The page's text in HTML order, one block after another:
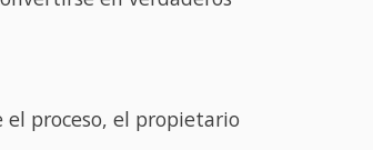
proceso, el propietario